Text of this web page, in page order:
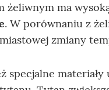
żeliwnym ma
. W porównaniu z
zmiany
specjalne